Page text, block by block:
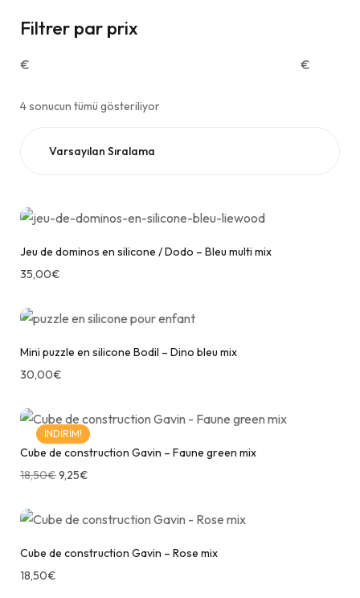
Filtrer par prix
€ €
4 sonucun tümü gösteriliyor
Jeu de dominos en silicone / Dodo – Bleu multi mix
35,00€
Mini puzzle en silicone Bodil – Dino bleu mix
30,00€
İNDIRIM!
Cube de construction Gavin – Faune green mix
18,50€9,25€
Cube de construction Gavin – Rose mix
18,50€